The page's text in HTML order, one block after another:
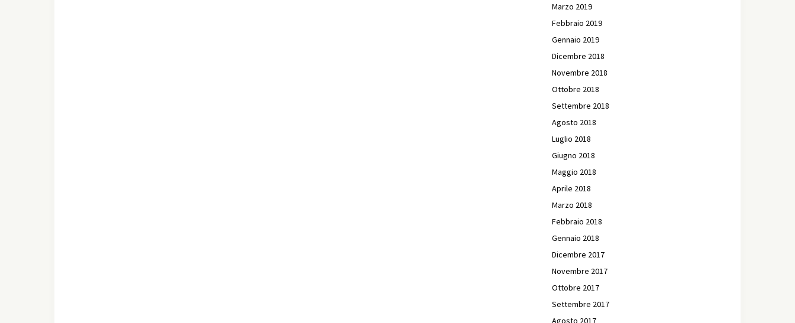
Marzo 2019
Febbraio 2019
Gennaio 2019
Dicembre 2018
Novembre 2018
Ottobre 2018
Settembre 2018
Agosto 2018
Luglio 2018
Giugno 2018
Maggio 2018
Aprile 2018
Marzo 2018
Febbraio 2018
Gennaio 2018
Dicembre 2017
Novembre 2017
Ottobre 2017
Settembre 2017
Agosto 2017